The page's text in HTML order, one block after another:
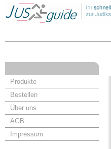
Produkte
Bestellen
Über uns
AGB
Impressum